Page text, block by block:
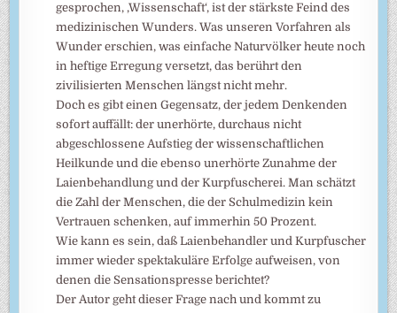
gesprochen, ‚Wissenschaft‘, ist der stärkste Feind des
medizinischen Wunders. Was unseren Vorfahren als
Wunder erschien, was einfache Naturvölker heute noch
in heftige Erregung versetzt, das berührt den
zivilisierten Menschen längst nicht mehr.
Doch es gibt einen Gegensatz, der jedem Denkenden
sofort auffällt: der unerhörte, durchaus nicht
abgeschlossene Aufstieg der wissenschaftlichen
Heilkunde und die ebenso unerhörte Zunahme der
Laienbehandlung und der Kurpfuscherei. Man schätzt
die Zahl der Menschen, die der Schulmedizin kein
Vertrauen schenken, auf immerhin 50 Prozent.
Wie kann es sein, daß Laienbehandler und Kurpfuscher
immer wieder spektakuläre Erfolge aufweisen, von
denen die Sensationspresse berichtet?
Der Autor geht dieser Frage nach und kommt zu